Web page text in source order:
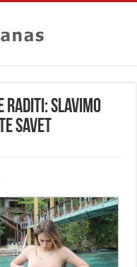
RADITI: Slavimo
SAVET